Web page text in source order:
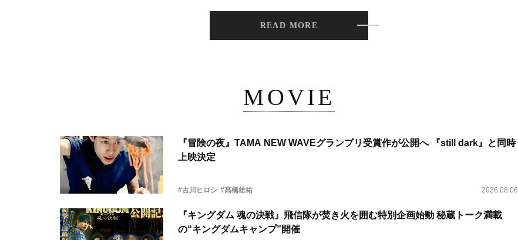
READ MORE
MOVIE
『冒険の夜』TAMA NEW WAVEグランプリ受賞作が公開へ 『still dark』と同時
上映決定
#古川ヒロシ #髙橋雄祐 2026.08.06
『キングダム 魂の決戦』飛信隊が焚き火を囲む特別企画始動 秘蔵トーク満載
の“キングダムキャンプ”開催